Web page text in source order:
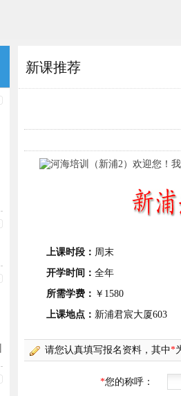
新课推荐
上课时段： 周末
开学时间： 全年
所需学费： ￥1580
上课地点： 新浦君宸大厦603